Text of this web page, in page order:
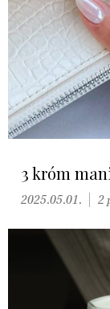
3 króm
2025.05.01. 2